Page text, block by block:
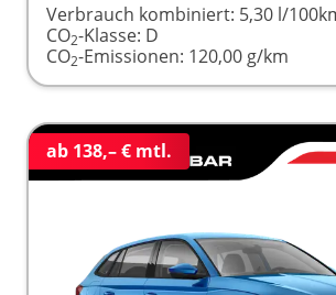
Verbrauch kombiniert: 5,30 l/
CO2-Klasse: D
CO2-Emissionen: 120,00 g/km
ab 138,– € mtl.